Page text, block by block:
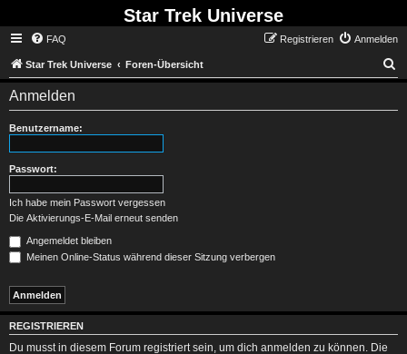
Star Trek Universe
FAQ Anmelden
Registrieren
Star Trek Universe Foren-Übersicht
Anmelden
Benutzername:
Passwort:
Ich habe mein Passwort vergessen
Die Aktivierungs-E-Mail erneut senden
Angemeldet bleiben
Meinen Online-Status während dieser Sitzung verbergen
REGISTRIEREN
Du musst in diesem Forum registriert sein, um dich anmelden zu können. Die